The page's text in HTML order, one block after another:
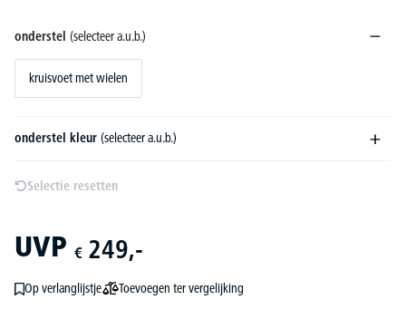
onderstel (selecteer a.u.b.)
kruisvoet met wielen
onderstel kleur (selecteer a.u.b.)
Selectie resetten
UVP € 249,-
Op verlanglijstje Toevoegen ter vergelijking